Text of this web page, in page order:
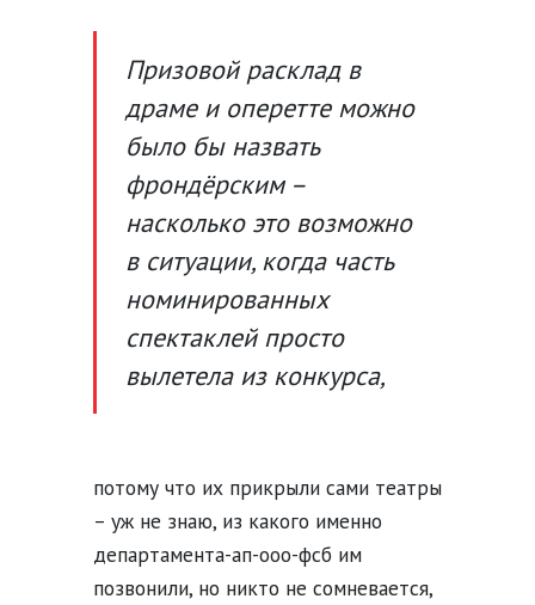
Призовой расклад в
драме и оперетте можно
было бы назвать
фрондёрским –
насколько это возможно
в ситуации, когда часть
номинированных
спектаклей просто
вылетела из конкурса,
потому что их прикрыли сами театры
– уж не знаю, из какого именно
департамента-ап-ооо-фсб им
позвонили, но никто не сомневается,